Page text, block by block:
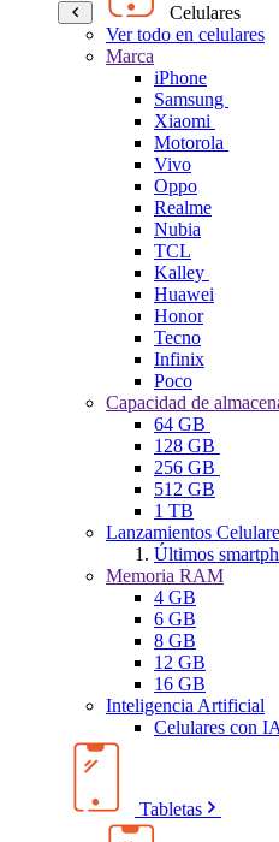
Celulares
Ver todo en celulares
Marca
iPhone
Samsung
Xiaomi
Motorola
Vivo
Oppo
Realme
Nubia
TCL
Kalley
Huawei
Honor
Tecno
Infinix
Poco
Capacidad de
64 GB
128 GB
256 GB
512 GB
1 TB
Lanzamientos
Últimos
Memoria RAM
4 GB
6 GB
8 GB
12 GB
16 GB
Inteligencia Artificial
Celulares con IA
Tabletas